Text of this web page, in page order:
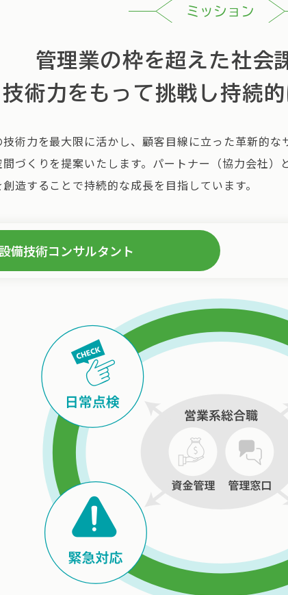
ミッション
管理業の枠を超えた社会
技術力をもって挑戦し持続
術力を最大限に活かし、顧客目線に立った革新的
づくりを提案いたします。パートナー（協力会社
造することで持続的な成長を目指しています。
設備技術コンサルタント